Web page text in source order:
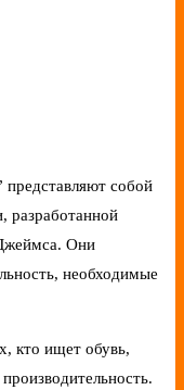
собой
разработанной
Они
необходимые
кто ищет обувь,